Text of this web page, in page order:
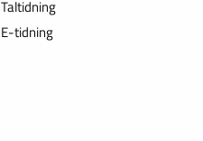
Taltidning
E-tidning